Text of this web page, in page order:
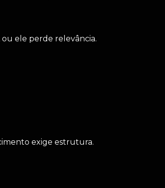
ele perde relevância.
exige estrutura.